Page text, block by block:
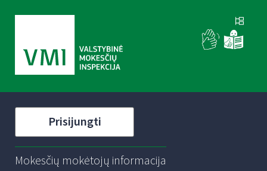
Prisijungti
Mokesčių mokėtojų informacija